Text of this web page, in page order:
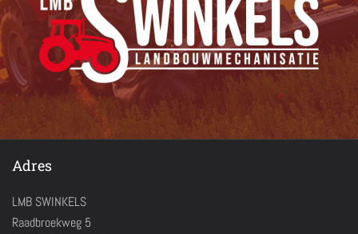
Adres
LMB SWINKELS
Raadbroekweg 5